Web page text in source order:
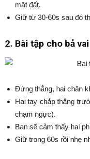
mặt đất.
Giữ từ 30-60s sau đó
2. Bài tập cho bả vai
Đứng thẳng, hai chân
Hai tay chắp thẳng
chạm ngực).
Bạn sẽ cảm thấy hai
Giữ trong 60s rồi nhẹ